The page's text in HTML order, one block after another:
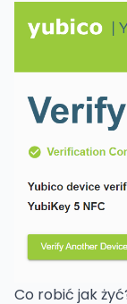
Co robić jak